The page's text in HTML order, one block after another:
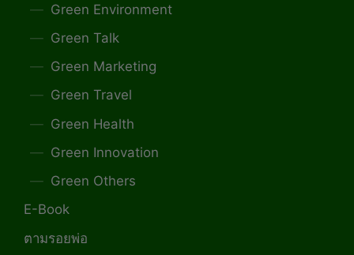
Green Environment
Green Talk
Green Marketing
Green Travel
Green Health
Green Innovation
Green Others
E-Book
ตามรอยพ่อ